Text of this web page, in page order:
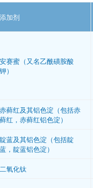
添加剂
安赛蜜（又名乙酰磺胺酸
钾）
赤藓红及其铝色淀（包括赤
藓红，赤藓红铝色淀）
靛蓝及其铝色淀（包括靛
蓝，靛蓝铝色淀）
二氧化钛